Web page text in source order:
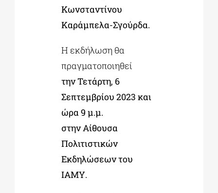
Κωνσταντίνου
Καράμπελα-Σγούρδα.
Η εκδήλωση θα
πραγματοποιηθεί
την Τετάρτη, 6
Σεπτεμβρίου 2023 και
ώρα 9 μ.μ.
στην Αίθουσα
Πολιτιστικών
Εκδηλώσεων του
ΙΑΜΥ.